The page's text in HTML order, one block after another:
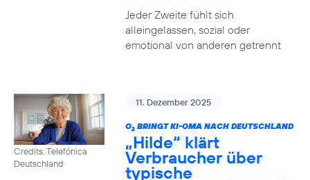
Jeder Zweite fühlt sich
alleingelassen, sozial oder
emotional von anderen getrennt
Credits: Telefónica
Deutschland
11. Dezember 2025
O2BRINGT KI-OMA NACH DEUTSCHLAND
„Hilde“ klärt
Verbraucher über
typische